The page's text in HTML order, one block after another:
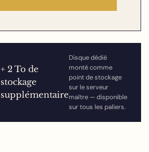
+ 2 To de
stockage
supplémentaire
Disque dédié
monté comme
point de stockage
sur le serveur
maître — disponible
sur tous les paliers.